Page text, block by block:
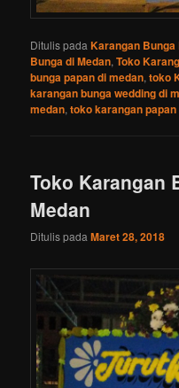
Ditulis pada Karangan
Bunga di Medan,Toko
bunga papan di medan,toko
karangan bunga wedding di
medan,toko karangan
Toko Karangan
Medan
Ditulis padaMaret 28, 2018